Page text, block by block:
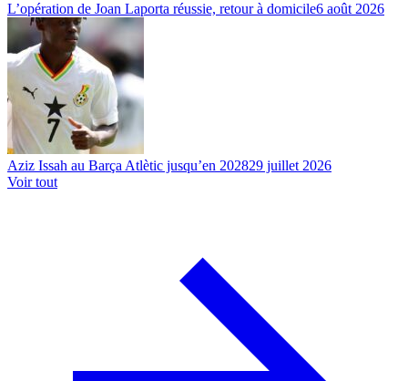
L’opération de Joan Laporta réussie, retour à domicile6 août 2026
Aziz Issah au Barça Atlètic jusqu’en 202829 juillet 2026
Voir tout